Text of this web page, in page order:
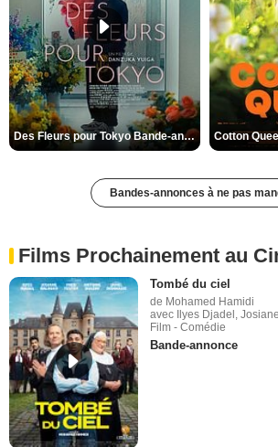
Des Fleurs pour Tokyo Bande-annonce VO STFR
Bandes-annonces à ne pas
Films Prochainement au
Tombé du ciel
de Mohamed Hamidi
avec Ilyes Djadel,
Film - Comédie
Bande-annonce